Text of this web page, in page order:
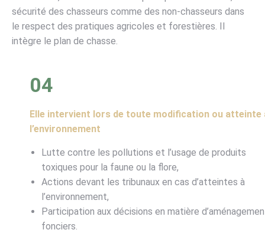
sécurité des chasseurs comme des non-chasseurs dans
le respect des pratiques agricoles et forestières. Il
intègre le plan de chasse.
04
Elle intervient lors de toute modification ou atteinte
l’environnement
Lutte contre les pollutions et l’usage de produits
toxiques pour la faune ou la flore,
Actions devant les tribunaux en cas d’atteintes à
l’environnement,
Participation aux décisions en matière
fonciers.